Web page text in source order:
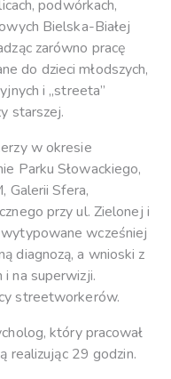
podwórkach,
Bielska-Białej
zarówno pracę
do dzieci młodszych,
i „streeta”
starszej.
w okresie
Parku Słowackiego,
Galerii Sfera,
przy ul. Zielonej i
wcześniej
diagnozą, a wnioski z
i na superwizji.
streetworkerów.
który pracował
realizując 29 godzin.